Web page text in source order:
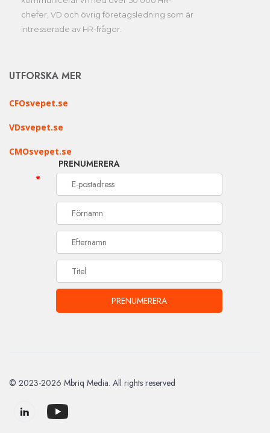
chefer, VD och övrig företagsledning som är
intresserade av HR-frågor.
UTFORSKA MER
CFOsvepet.se
VDsvepet.se
CMOsvepet.se
PRENUMERERA
*
© 2023-2026 Mbriq Media. All rights reserved